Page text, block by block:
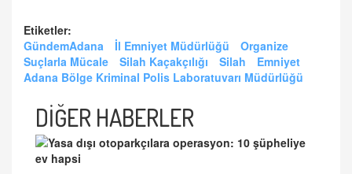
Etiketler:
GündemAdana
İl Emniyet Müdürlüğü
Organize
Suçlarla Mücale
Silah Kaçakçılığı Silah
Emniyet
Adana Bölge Kriminal Polis Laboratuvarı Müdürlüğü
DİĞER HABERLER